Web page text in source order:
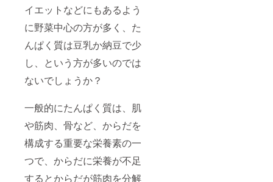
イエットなどにもあるよう
に野菜中心の方が多く、た
んぱく質は豆乳か納豆で少
し、という方が多いのでは
ないでしょうか？
一般的にたんぱく質は、肌
や筋肉、骨など、からだを
構成する重要な栄養素の一
つで、からだに栄養が不足
するとからだが筋肉を分解